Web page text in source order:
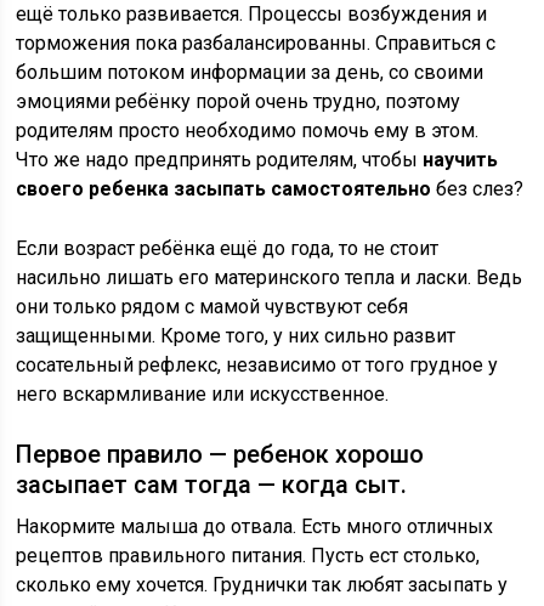
ещё только развивается. Процессы возбуждения и
торможения пока разбалансированны. Справиться с
большим потоком информации за день, со своими
эмоциями ребёнку порой очень трудно, поэтому
родителям просто необходимо помочь ему в этом.
Что же надо предпринять родителям, чтобы научить
своего ребенка засыпать самостоятельно без слез?
Если возраст ребёнка ещё до года, то не стоит
насильно лишать его материнского тепла и ласки. Ведь
они только рядом с мамой чувствуют себя
защищенными. Кроме того, у них сильно развит
сосательный рефлекс, независимо от того грудное у
него вскармливание или искусственное.
Первое правило — ребенок хорошо
засыпает сам тогда — когда сыт.
Накормите малыша до отвала. Есть много отличных
рецептов правильного питания. Пусть ест столько,
сколько ему хочется. Груднички так любят засыпать у